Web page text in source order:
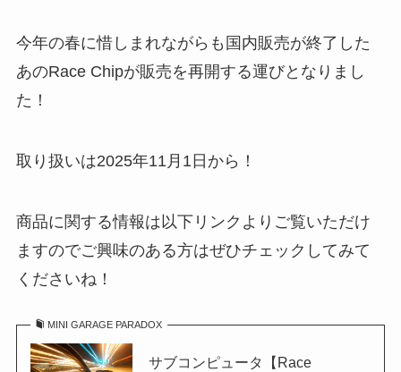
今年の春に惜しまれながらも国内販売が終了した
あのRace Chipが販売を再開する運びとなりまし
た！
取り扱いは2025年11月1日から！
商品に関する情報は以下リンクよりご覧いただけ
ますのでご興味のある方はぜひチェックしてみて
くださいね！
MINI GARAGE PARADOX
サブコンピュータ【Race